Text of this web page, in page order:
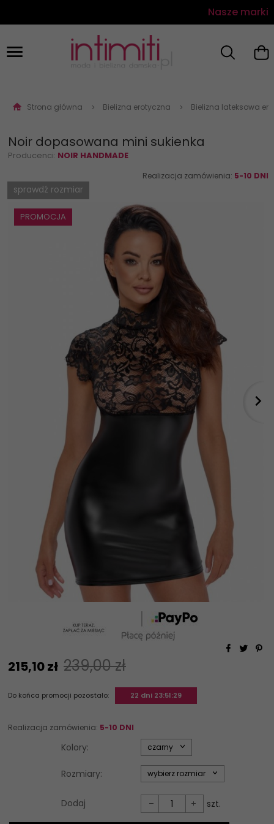
Nasze marki
Strona główna Bielizna erotyczna Bielizna lateksowa
Noir dopasowana mini sukienka
Producenci: NOIR HANDMADE
Realizacja zamówienia: 5-10 DNI
sprawdź rozmiar
PROMOCJA
215,10zł 239,00 zł
Do końca promocji pozostało: 22 dni 23:51:29
Realizacja zamówienia: 5-10 DNI
Kolory: options[34]
czarny
Rozmiary: options[35]
wybierz rozmiar
Dodaj szt.